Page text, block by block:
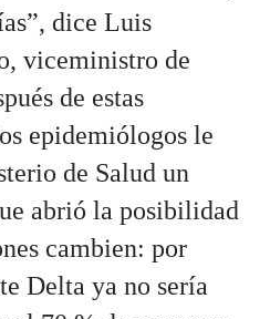
dice Luis
viceministro de
de estas
epidemiólogos le
abrió la posibilidad
cambien: por
Delta ya no sería